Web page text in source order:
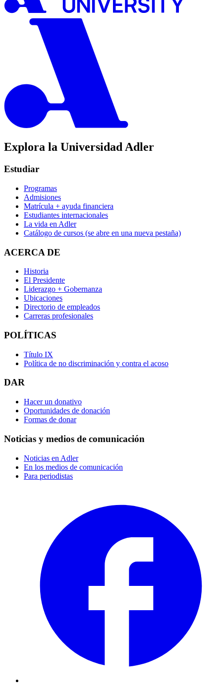
Explora la Universidad Adler
Estudiar
Programas
Admisiones
Matrícula + ayuda financiera
Estudiantes internacionales
La vida en Adler
Catálogo de cursos (se abre en una nueva pestaña)
ACERCA DE
Historia
El Presidente
Liderazgo + Gobernanza
Ubicaciones
Directorio de empleados
Carreras profesionales
POLÍTICAS
Título IX
Política de no discriminación y contra el acoso
DAR
Hacer un donativo
Oportunidades de donación
Formas de donar
Noticias y medios de comunicación
Noticias en Adler
En los medios de comunicación
Para periodistas